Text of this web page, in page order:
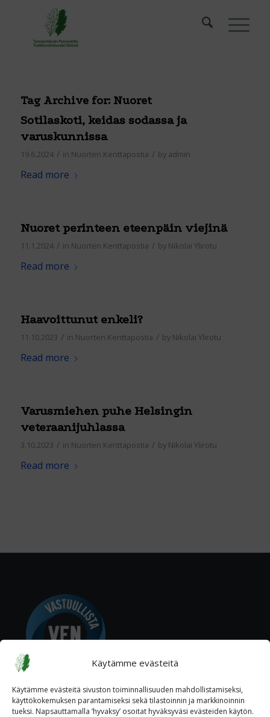
Käytämme evästeitä
Käytämme evästeitä sivuston toiminnallisuuden mahdollistamiseksi,
käyttökokemuksen parantamiseksi sekä tilastoinnin ja markkinoinnin
tueksi. Napsauttamalla ’hyvaksy’ osoitat hyväksyväsi evästeiden käytön.
Tag Archive for: Nuoret
Sotilaskoti, keidas sodassa ja
varuskunnissa
19.6.2024 / in Nuorten Kenttapostia / by admin
Read more
Nuoret perinteen eteenpäin viejinä
11.1.2024 / in Nuorten Kenttapostia / by Nikolai Ylirotu
Read more
Haavoittunut enkeli?
11.10.2023 / in Nuorten Kenttapostia / by Nikolai Ylirotu
Read more
Varusmiehen puhe Helsingin
veteraanijuhlassa
3.10.2023 / in Nuorten Kenttapostia / by Nikolai Ylirotu
Read more